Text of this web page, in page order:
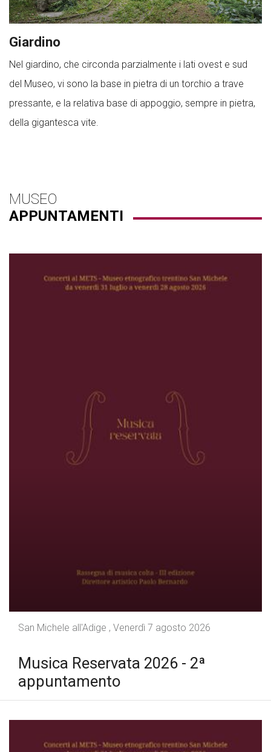
Giardino
Nel giardino, che circonda parzialmente i lati ovest e sud
del Museo, vi sono la base in pietra di un torchio a trave
pressante, e la relativa base di appoggio, sempre in pietra,
della gigantesca vite.
MUSEO
APPUNTAMENTI
Musica Reservata 2026 - 2ª
appuntamento
San Michele all'Adige , Venerdì 7 agosto 2026